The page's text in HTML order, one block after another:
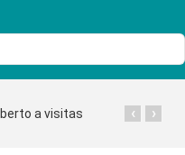
a visitas ›
‹